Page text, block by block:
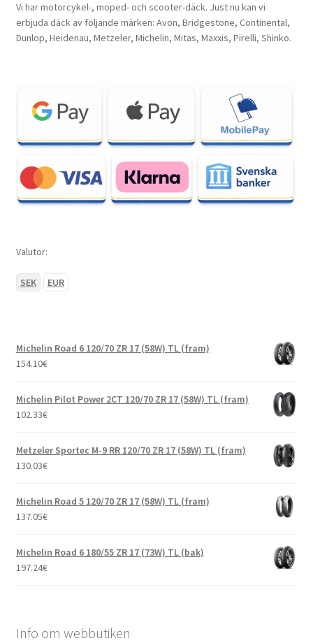
Vi har motorcykel-, moped- och scooter-däck. Just nu kan vi
erbjuda däck av följande märken: Avon, Bridgestone, Continental,
Dunlop, Heidenau, Metzeler, Michelin, Mitas, Maxxis, Pirelli, Shinko.
Valutor:
SEK EUR
Michelin Road 6 120/70 ZR 17 (58W) TL (fram)
154.10€
Michelin Pilot Power 2CT 120/70 ZR 17 (58W) TL (fram)
102.33€
Metzeler Sportec M-9 RR 120/70 ZR 17 (58W) TL (fram)
130.03€
Michelin Road 5 120/70 ZR 17 (58W) TL (fram)
137.05€
Michelin Road 6 180/55 ZR 17 (73W) TL (bak)
197.24€
Info om webbutiken